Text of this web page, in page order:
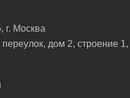
г. Москва
дом 2, строение 1,